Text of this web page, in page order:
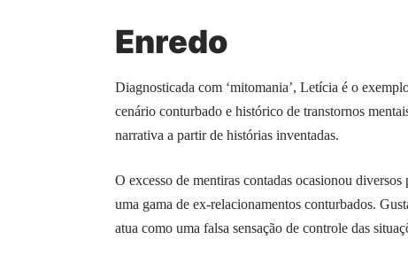
Enredo
Diagnosticada com ‘mitomania’, Letícia é o
cenário conturbado e histórico de transtornos
narrativa a partir de histórias inventadas.
O excesso de mentiras contadas ocasionou
uma gama de ex-relacionamentos conturbados.
atua como uma falsa sensação de controle das